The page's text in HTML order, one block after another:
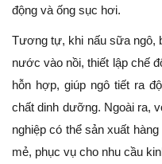
động và ống sục hơi.
Tương tự, khi nấu sữa ngô,
nước vào nồi, thiết lập chế
hỗn hợp, giúp ngô tiết ra
chất dinh dưỡng. Ngoài ra,
nghiệp có thể sản xuất
mẻ, phục vụ cho nhu cầu